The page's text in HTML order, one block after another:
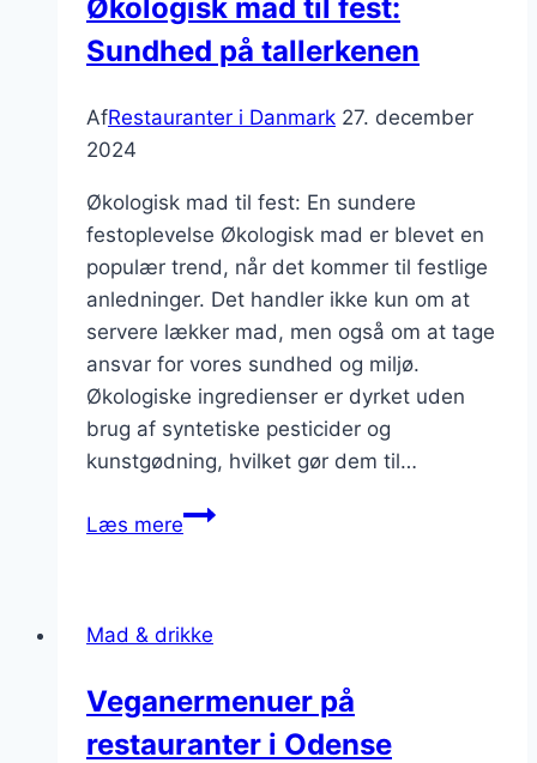
Økologisk mad til fest:
Sundhed på tallerkenen
AfRestauranter i Danmark 27. december
2024
Økologisk mad til fest: En sundere
festoplevelse Økologisk mad er blevet en
populær trend, når det kommer til festlige
anledninger. Det handler ikke kun om at
servere lækker mad, men også om at tage
ansvar for vores sundhed og miljø.
Økologiske ingredienser er dyrket uden
brug af syntetiske pesticider og
kunstgødning, hvilket gør dem til…
Læs mereØkologisk
Sundhed
tallerkenen
Mad & drikke
Veganermenuer på
restauranter i Odense